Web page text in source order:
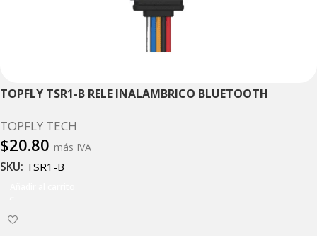
TOPFLY TSR1-B RELE INALAMBRICO BLUETOOTH
TOPFLY TECH
$20.80 más IVA
SKU: TSR1-B